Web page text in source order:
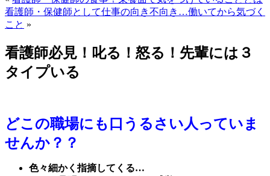
看護師・保健師として仕事の向き不向き…働いてから気づく
こと »
看護師必見！叱る！怒る！先輩には３
タイプいる
どこの職場にも口うるさい人っていま
せんか？？
色々細かく指摘してくる…